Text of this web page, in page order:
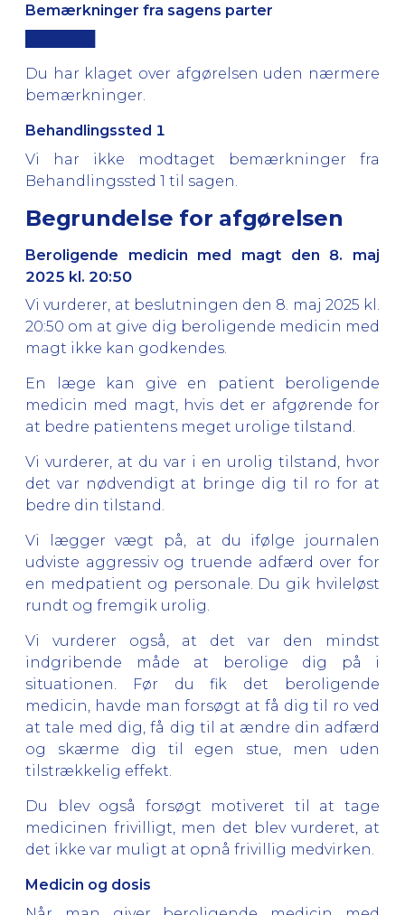
Bemærkninger fra sagens parter
Du har klaget over afgørelsen uden nærmere
bemærkninger.
Behandlingssted 1
Vi har ikke modtaget bemærkninger fra
Behandlingssted 1 til sagen.
Begrundelse for afgørelsen
Beroligende medicin med magt den 8. maj
2025 kl. 20:50
Vi vurderer, at beslutningen den 8. maj 2025 kl.
20:50 om at give dig beroligende medicin med
magt ikke kan godkendes.
En læge kan give en patient beroligende
medicin med magt, hvis det er afgørende for
at bedre patientens meget urolige tilstand.
Vi vurderer, at du var i en urolig tilstand, hvor
det var nødvendigt at bringe dig til ro for at
bedre din tilstand.
Vi lægger vægt på, at du ifølge journalen
udviste aggressiv og truende adfærd over for
en medpatient og personale. Du gik hvileløst
rundt og fremgik urolig.
Vi vurderer også, at det var den mindst
indgribende måde at berolige dig på i
situationen. Før du fik det beroligende
medicin, havde man forsøgt at få dig til ro ved
at tale med dig, få dig til at ændre din adfærd
og skærme dig til egen stue, men uden
tilstrækkelig effekt.
Du blev også forsøgt motiveret til at tage
medicinen frivilligt, men det blev vurderet, at
det ikke var muligt at opnå frivillig medvirken.
Medicin og dosis